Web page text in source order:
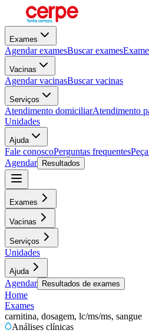
Exames
Agendar examesBuscar exames
Vacinas
Agendar vacinasBuscar vacinas
Serviços
Atendimento domiciliarAtendimento
Unidades
Ajuda
Fale conoscoPerguntas frequentes
Agendar
Resultados
Exames
Vacinas
Serviços
Unidades
Ajuda
Agendar Resultados de exames
Home
Exames
carnitina, dosagem, lc/ms/ms, sangue
Análises clínicas